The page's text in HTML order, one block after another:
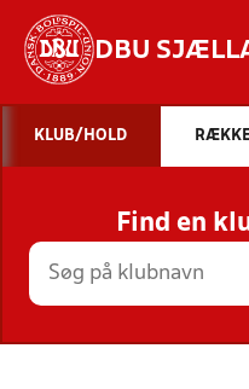
DBU
STILLINGER,
KLUB/HOLD
Find en